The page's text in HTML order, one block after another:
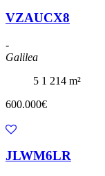
VZAUCX8
-
Galilea
5 1 214 m²
600.000€
JLWM6LR